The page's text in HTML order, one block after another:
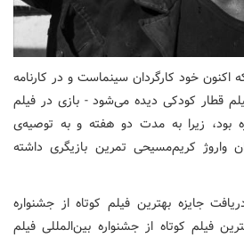
خود کارگردان سینماست و در کارنامه
قطار کودکی دیده می‌شود - بازی در فیلم
بود، زیرا به مدت دو هفته و به توصیه‌ی
واروژ کریم‌مسیحی تمرین بازیگری داشته
جایزه بهترین فیلم کوتاه از جشنواره
فیلم کوتاه از جشنواره بین‌المللی فیلم